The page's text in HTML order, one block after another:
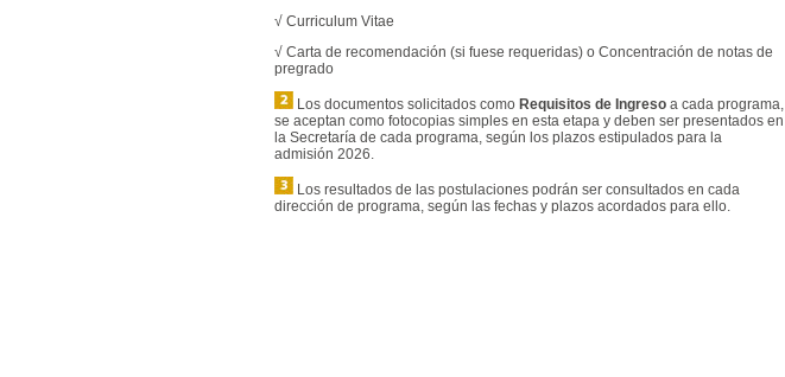
√ Curriculum Vitae
√ Carta de recomendación (si fuese requeridas) o Concentración de notas de
pregrado
Los documentos solicitados como Requisitos de Ingresoa cada programa,
se aceptan como fotocopias simples en esta etapa y deben ser presentados en
la Secretaría de cada programa, según los plazos estipulados para la
admisión 2026.
Los resultados de las postulaciones podrán ser consultados en cada
dirección de programa, según las fechas y plazos acordados para ello.